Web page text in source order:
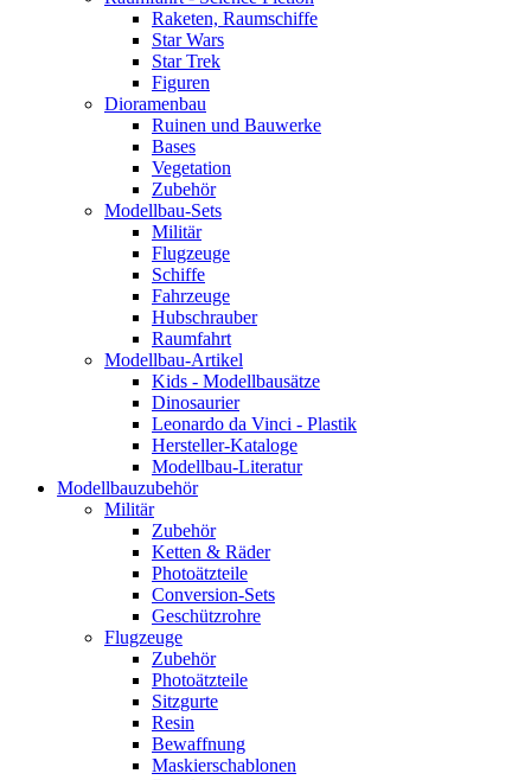
Raketen, Raumschiffe
Star Wars
Star Trek
Figuren
Dioramenbau
Ruinen und Bauwerke
Bases
Vegetation
Zubehör
Modellbau-Sets
Militär
Flugzeuge
Schiffe
Fahrzeuge
Hubschrauber
Raumfahrt
Modellbau-Artikel
Kids - Modellbausätze
Dinosaurier
Leonardo da Vinci - Plastik
Hersteller-Kataloge
Modellbau-Literatur
Modellbauzubehör
Militär
Zubehör
Ketten & Räder
Photoätzteile
Conversion-Sets
Geschützrohre
Flugzeuge
Zubehör
Photoätzteile
Sitzgurte
Resin
Bewaffnung
Maskierschablonen